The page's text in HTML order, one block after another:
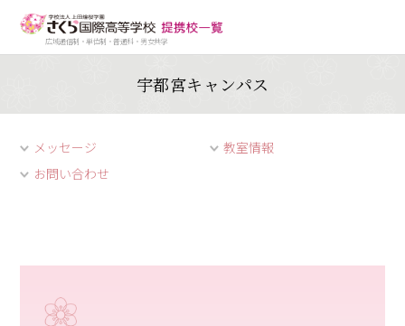
広域通信制・単位制・普通科・男女共学
宇都宮キャンパス
メッセージ
教室情報
お問い合わせ